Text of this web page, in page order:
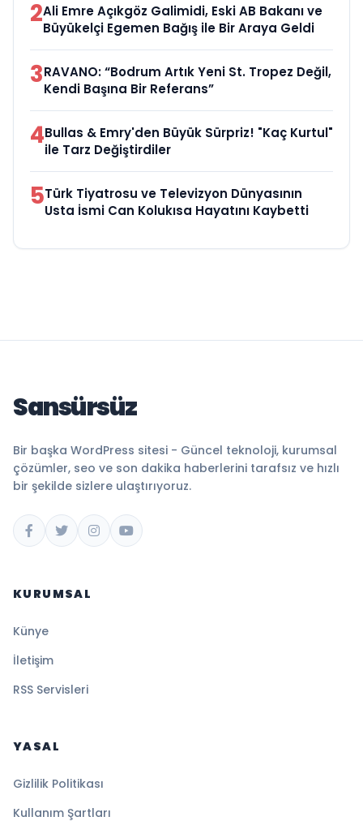
2Ali Emre Açıkgöz Galimidi, Eski AB Bakanı ve
Büyükelçi Egemen Bağış ile Bir Araya Geldi
3RAVANO: “Bodrum Artık Yeni St. Tropez Değil,
Kendi Başına Bir Referans”
4Bullas & Emry'den Büyük Sürpriz! "Kaç Kurtul"
ile Tarz Değiştirdiler
5Türk Tiyatrosu ve Televizyon Dünyasının
Usta İsmi Can Kolukısa Hayatını Kaybetti
Sansürsüz
Bir başka WordPress sitesi - Güncel teknoloji, kurumsal
çözümler, seo ve son dakika haberlerini tarafsız ve hızlı
bir şekilde sizlere ulaştırıyoruz.
KURUMSAL
Künye
İletişim
RSS Servisleri
YASAL
Gizlilik Politikası
Kullanım Şartları